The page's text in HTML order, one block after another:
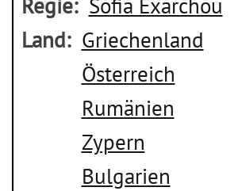
Regie
Sofia Exarchou
Land
Griechenland
Österreich
Rumänien
Zypern
Bulgarien